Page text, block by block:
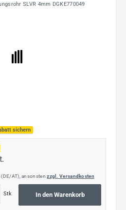
sichern
(DE/AT), ansonstenzzgl. Versandkosten
Stk In den Warenkorb